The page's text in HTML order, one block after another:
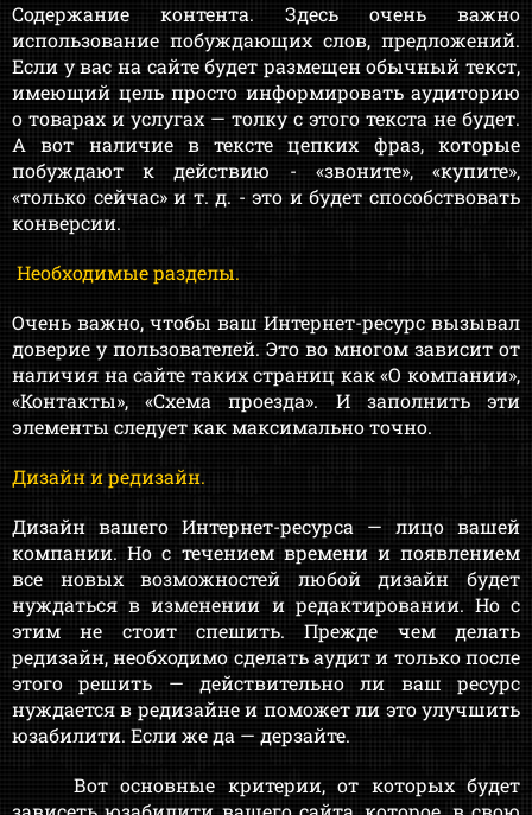
Содержание контента. Здесь очень важно
использование побуждающих слов, предложений.
Если у вас на сайте будет размещен обычный текст,
имеющий цель просто информировать аудиторию
о товарах и услугах — толку с этого текста не будет.
А вот наличие в тексте цепких фраз, которые
побуждают к действию - «звоните», «купите»,
«только сейчас» и т. д. - это и будет способствовать
конверсии.
Необходимые разделы.
Очень важно, чтобы ваш Интернет-ресурс вызывал
доверие у пользователей. Это во многом зависит от
наличия на сайте таких страниц как «О компании»,
«Контакты», «Схема проезда». И заполнить эти
элементы следует как максимально точно.
Дизайн и редизайн.
Дизайн вашего Интернет-ресурса — лицо вашей
компании. Но с течением времени и появлением
все новых возможностей любой дизайн будет
нуждаться в изменении и редактировании. Но с
этим не стоит спешить. Прежде чем делать
редизайн, необходимо сделать аудит и только после
этого решить — действительно ли ваш ресурс
нуждается в редизайне и поможет ли это улучшить
юзабилити. Если же да — дерзайте.
Вот основные критерии, от которых будет